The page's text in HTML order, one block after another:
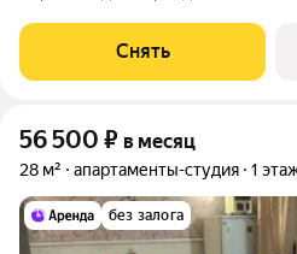
Холодильник Микроволновка Дом - кирпичный, окна выходят
во двор и на улицу. Во дворе
Снять
56 500 ₽ в месяц
28 м² апартаменты-студия 1
без залога